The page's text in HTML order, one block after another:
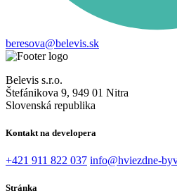
beresova@belevis.sk
Belevis s.r.o.
Štefánikova 9, 949 01 Nitra
Slovenská republika
Kontakt na developera
+421 911 822 037 info@hviezdne-
Stránka